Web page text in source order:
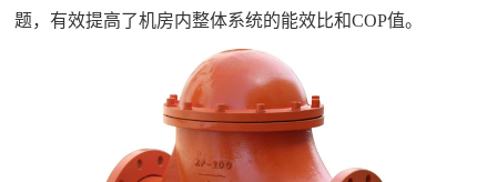
题，有效提高了机房内整体系统的能效比和COP值。